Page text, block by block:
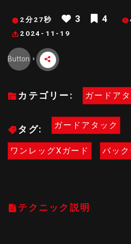
2分27秒 3 4
2024-11-19
Button
カテゴリー: ガードア
タグ: ガードアタック
ワンレッグXガード バッ
テクニック説明